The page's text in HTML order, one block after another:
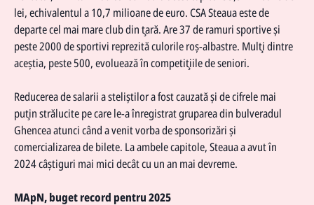
lei, echivalentul a 10,7 milioane de euro.CSA Steauaeste de
departe cel mai mare club din ţară. Are 37 de ramuri sportive şi
peste 2000 de sportivi reprezită culorile roş-albastre. Mulţi dintre
aceştia, peste 500, evoluează în competiţiile de seniori.
Reducerea de salarii a steliştilor a fost cauzată şi de cifrele mai
puţin strălucite pe care le-a înregistrat gruparea din bulveradul
Ghencea atunci când a venit vorba de sponsorizări şi
comercializarea de bilete. La ambele capitole, Steaua a avut în
2024 câştiguri mai mici decât cu un an mai devreme.
MApN, buget record pentru 2025